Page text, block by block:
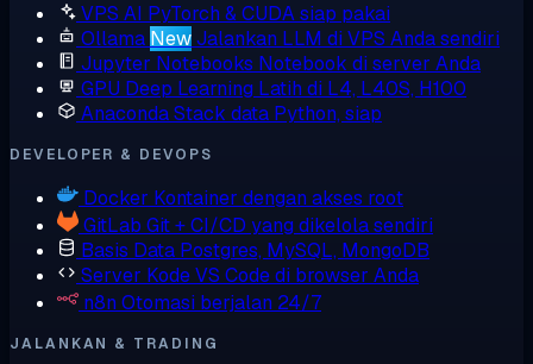
VPS AI PyTorch & CUDA siap pakai
Ollama NewJalankan LLM di VPS Anda sendiri
Jupyter Notebooks Notebook di server Anda
GPU Deep Learning Latih di L4, L40S, H100
AnacondaStack data Python, siap
DEVELOPER & DEVOPS
Docker Kontainer dengan akses root
GitLab Git + CI/CD yang dikelola sendiri
Basis Data Postgres, MySQL, MongoDB
Server KodeVS Code di browser Anda
n8n Otomasi berjalan 24/7
JALANKAN & TRADING